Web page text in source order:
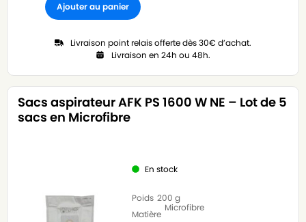
Ajouter au panier
Livraison point relais offerte dès 30€ d’achat.
Livraison en 24h ou 48h.
Sacs aspirateur AFK PS 1600 W NE – Lot de 5
sacs en Microfibre
En stock
Poids 200 g
Matière
Microfibre